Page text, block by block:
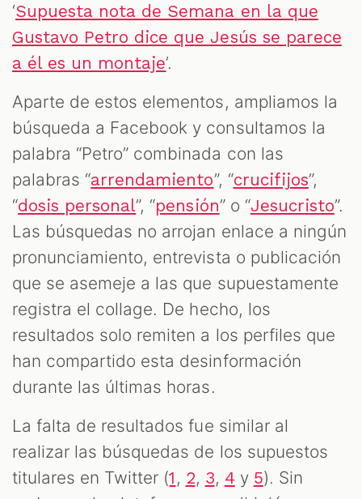
‘Supuesta nota de Semana en la que
Gustavo Petro dice que Jesús se parece
a él es un montaje’.
Aparte de estos elementos, ampliamos la
búsqueda a Facebook y consultamos la
palabra “Petro” combinada con las
palabras “arrendamiento”, “crucifijos”,
“dosis personal”, “pensión” o “Jesucristo”.
Las búsquedas no arrojan enlace a ningún
pronunciamiento, entrevista o publicación
que se asemeje a las que supuestamente
registra el collage. De hecho, los
resultados solo remiten a los perfiles que
han compartido esta desinformación
durante las últimas horas.
La falta de resultados fue similar al
realizar las búsquedas de los supuestos
titulares en Twitter (1 , 2, 3, 4 y 5). Sin